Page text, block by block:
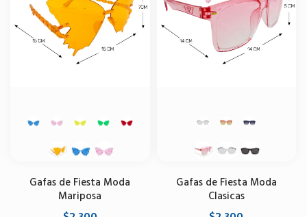
Gafas de Fiesta Moda
Mariposa
Gafas de Fiesta Moda
Clasicas